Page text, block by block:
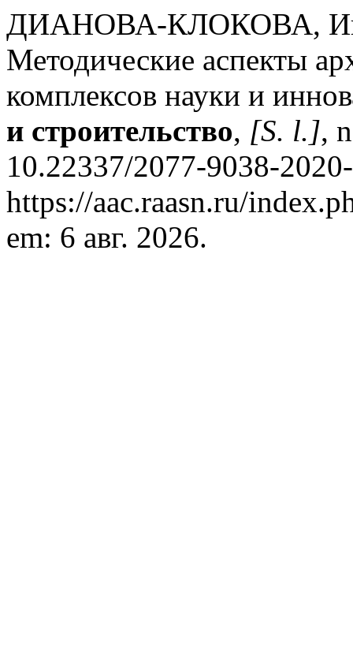
ДИАНОВА-КЛОКОВА,
Методические аспекты
комплексов науки и
и строительство, [S. l.],
10.22337/2077-9038-
https://aac.raasn.ru/
em: 6 авг. 2026.